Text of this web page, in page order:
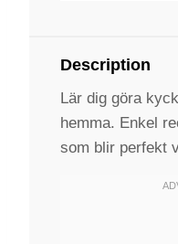
Description
Lär dig göra
hemma. Enkel
som blir perfekt